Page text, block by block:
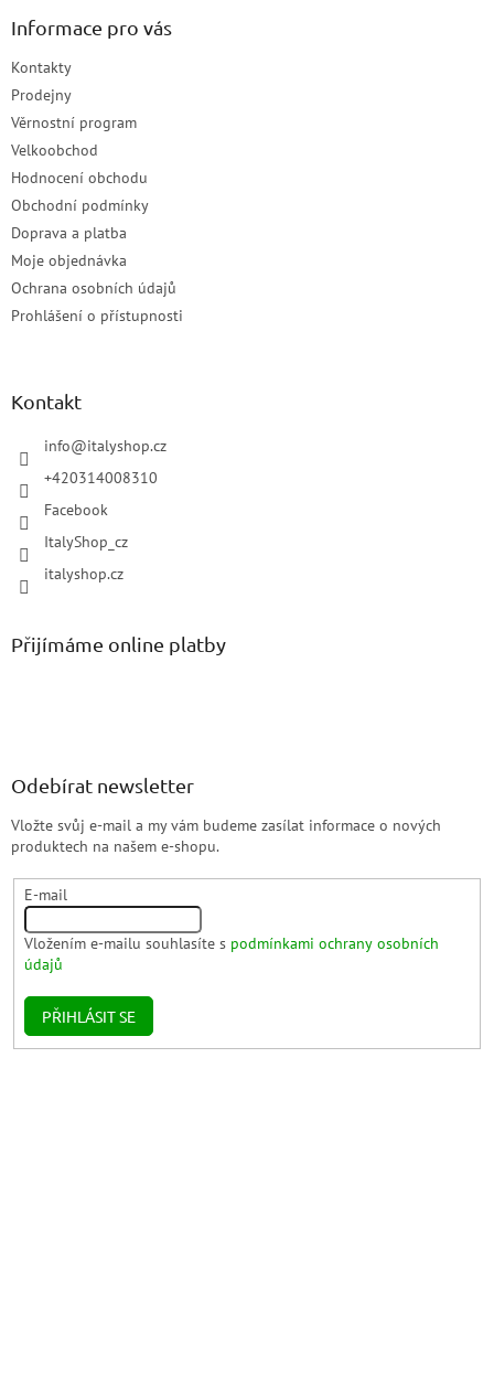
Informace pro vás
Kontakty
Prodejny
Věrnostní program
Velkoobchod
Hodnocení obchodu
Obchodní podmínky
Doprava a platba
Moje objednávka
Ochrana osobních údajů
Prohlášení o přístupnosti
Kontakt
info@italyshop.cz
+420314008310
Facebook
ItalyShop_cz
italyshop.cz
Přijímáme online platby
Odebírat newsletter
Vložte svůj e-mail a my vám budeme zasílat informace o nových
produktech na našem e-shopu.
E-mail
Vložením e-mailu souhlasíte s podmínkami ochrany osobních
údajů
PŘIHLÁSIT SE